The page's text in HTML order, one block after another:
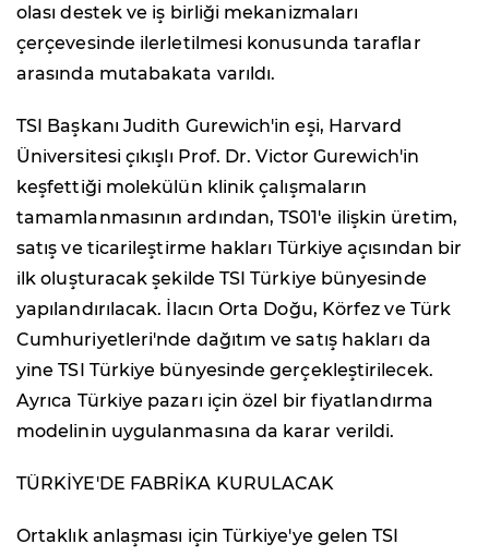
olası destek ve iş birliği mekanizmaları
çerçevesinde ilerletilmesi konusunda taraflar
arasında mutabakata varıldı.
TSI Başkanı Judith Gurewich'in eşi, Harvard
Üniversitesi çıkışlı Prof. Dr. Victor Gurewich'in
keşfettiği molekülün klinik çalışmaların
tamamlanmasının ardından, TS01'e ilişkin üretim,
satış ve ticarileştirme hakları Türkiye açısından bir
ilk oluşturacak şekilde TSI Türkiye bünyesinde
yapılandırılacak. İlacın Orta Doğu, Körfez ve Türk
Cumhuriyetleri'nde dağıtım ve satış hakları da
yine TSI Türkiye bünyesinde gerçekleştirilecek.
Ayrıca Türkiye pazarı için özel bir fiyatlandırma
modelinin uygulanmasına da karar verildi.
TÜRKİYE'DE FABRİKA KURULACAK
Ortaklık anlaşması için Türkiye'ye gelen TSI